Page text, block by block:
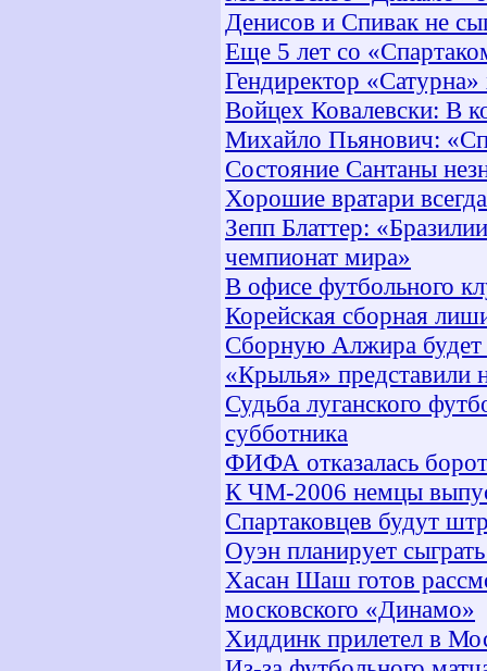
Денисов и Спивак не
Еще 5 лет со
Гендиректор
Войцех Ковалевски: В
Михайло Пьянович:
Состояние Сантаны
Хорошие вратари
Зепп Блаттер:
чемпионат мира»
В офисе футбольного
Корейская сборная
Сборную Алжира будет
«Крылья» представили
Судьба луганского
субботника
ФИФА отказалась
К ЧМ-2006 немцы
Спартаковцев будут
Оуэн планирует
Хасан Шаш готов
московского «Динамо»
Хиддинк прилетел в